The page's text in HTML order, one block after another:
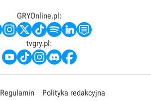
GRYOnline.pl:
tvgry.pl:
Regulamin Polityka redakcyjna